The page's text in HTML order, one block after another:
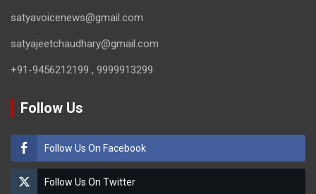
satyavoicenews@gmail.com
satyajeetchaudhary@gmail.com
+91-9456212199 , 9999913299
Follow Us
Follow Us On Facebook
Follow Us On Twitter